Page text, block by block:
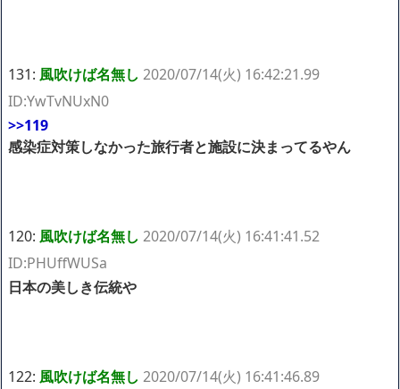
131: 風吹けば名無し 2020/07/14(火) 16:42:21.99
ID:YwTvNUxN0
>>119
感染症対策しなかった旅行者と施設に決まってるやん
120: 風吹けば名無し 2020/07/14(火) 16:41:41.52
ID:PHUffWUSa
日本の美しき伝統や
122: 風吹けば名無し 2020/07/14(火) 16:41:46.89